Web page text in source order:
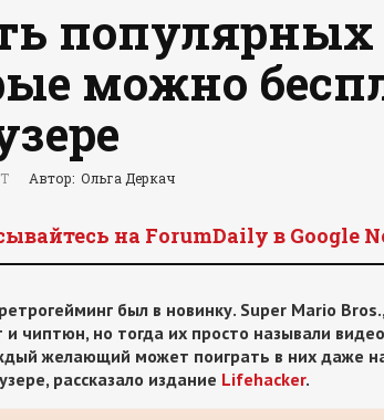
популярных
можно
Автор: Ольга Деркач
на ForumDaily в Google
был в новинку. Super Mario
и чиптюн, но тогда их просто называли
желающий может поиграть в них даже
рассказало издание Lifehacker.